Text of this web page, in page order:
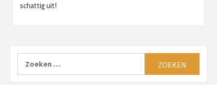
schattig uit!